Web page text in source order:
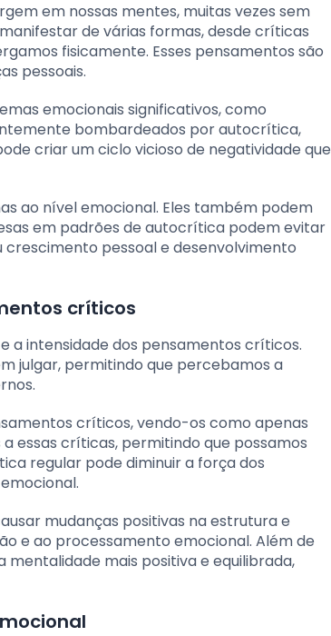
em nossas mentes, muitas vezes sem
de várias formas, desde críticas
fisicamente. Esses pensamentos são
pessoais.
emocionais significativos, como
bombardeados por autocrítica,
criar um ciclo vicioso de negatividade que
ao nível emocional. Eles também podem
em padrões de autocrítica podem evitar
crescimento pessoal e desenvolvimento
críticos
a intensidade dos pensamentos críticos.
julgar, permitindo que percebamos a
críticos, vendo-os como apenas
essas críticas, permitindo que possamos
regular pode diminuir a força dos
mudanças positivas na estrutura e
e ao processamento emocional. Além de
mais positiva e equilibrada,